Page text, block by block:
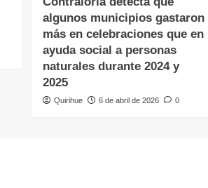
algunos municipios gastaron
más en celebraciones que en
ayuda social a personas
naturales durante 2024 y
2025
Quirihue 6 de abril de 2026 0